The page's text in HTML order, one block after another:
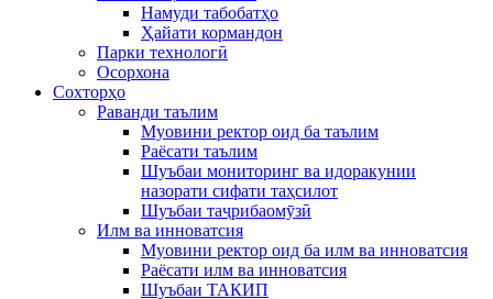
Намуди табобатҳо
Ҳайати кормандон
Парки технологӣ
Осорхона
Сохторҳо
Раванди таълим
Муовини ректор оид ба таълим
Раёсати таълим
Шуъбаи мониторинг ва идоракунии
назорати сифати таҳсилот
Шуъбаи таҷрибаомӯзӣ
Илм ва инноватсия
Муовини ректор оид ба илм ва инноватсия
Раёсати илм ва инноватсия
Шуъбаи ТАКИП